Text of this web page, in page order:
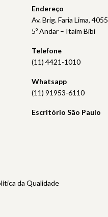
Endereço
Av. Brig. Faria Lima, 4055
5º Andar – Itaim Bibi
Telefone
(11) 4421-1010
Whatsapp
(11) 91953-6110
Escritório São Paulo
da Qualidade